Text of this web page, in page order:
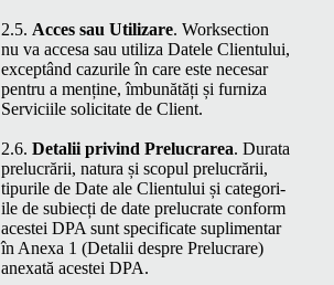
2.5. Acces sau Uti­lizare. Work­sec­tion
nu va acce­sa sau uti­liza Datele Clien­tu­lui,
excep­tând cazurile în care este nece­sar
pen­tru a menține, îmbunătăți și furniza
Ser­vici­ile solic­i­tate de Client.
2.6. Detalii privind Pre­lu­crarea. Dura­ta
pre­lu­crării, natu­ra și scop­ul pre­lu­crării,
tipurile de Date ale Clien­tu­lui și cat­e­gori­
ile de subiecți de date pre­lu­crate con­form
aces­tei DPA sunt spec­ifi­cate supli­men­tar
în Anexa 1 (Detalii despre Pre­lu­crare)
anex­ată aces­tei DPA.